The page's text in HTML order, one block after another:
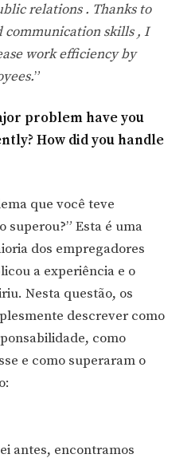
relations . Thanks to
communication skills , I
work efficiency by
”
problem have you
How did you handle
que você teve
superou?” Esta é uma
dos empregadores
a experiência e o
Nesta questão, os
descrever como
como
e como superaram o
antes, encontramos